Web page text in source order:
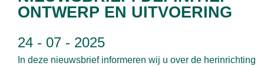
ONTWERP EN UITVOERING
24 - 07 - 2025
In deze nieuwsbrief informeren wij u over de herinrichting